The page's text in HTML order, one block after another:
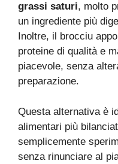
grassi saturi, molto
un ingrediente più
Inoltre, il brocciu
proteine di qualità e
piacevole, senza
preparazione.
Questa alternativa è
alimentari più
semplicemente
senza rinunciare al